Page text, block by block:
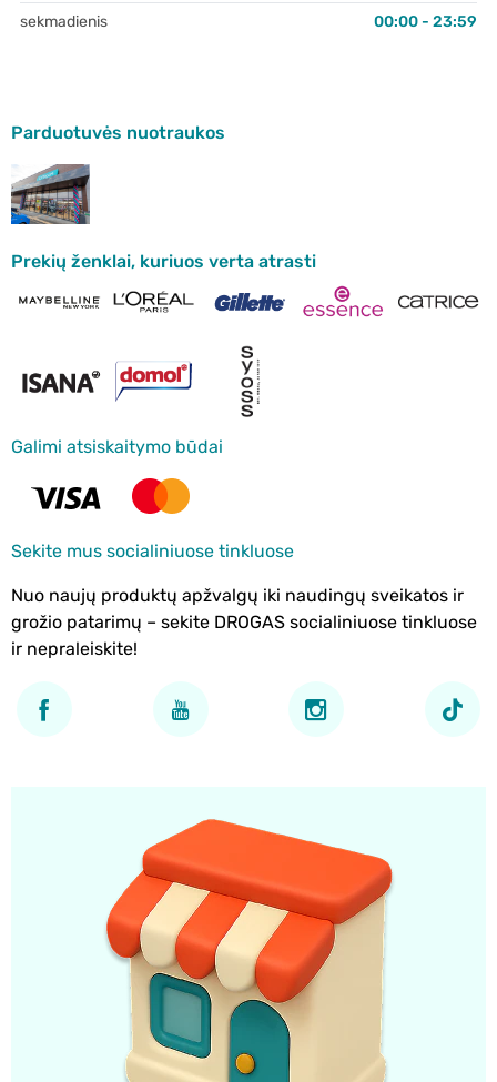
sekmadienis
00:00 - 23:59
Parduotuvės nuotraukos
Prekių ženklai, kuriuos verta atrasti
Galimi atsiskaitymo būdai
Sekite mus socialiniuose tinkluose
Nuo naujų produktų apžvalgų iki naudingų sveikatos ir
grožio patarimų – sekite DROGAS socialiniuose tinkluose
ir nepraleiskite!